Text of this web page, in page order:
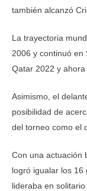
también alcanzó
La trayectoria
2006 y continuó en
Qatar 2022 y ahora
Asimismo, el
posibilidad de
del torneo como el
Con una actuación
logró igualar los 16
lideraba en